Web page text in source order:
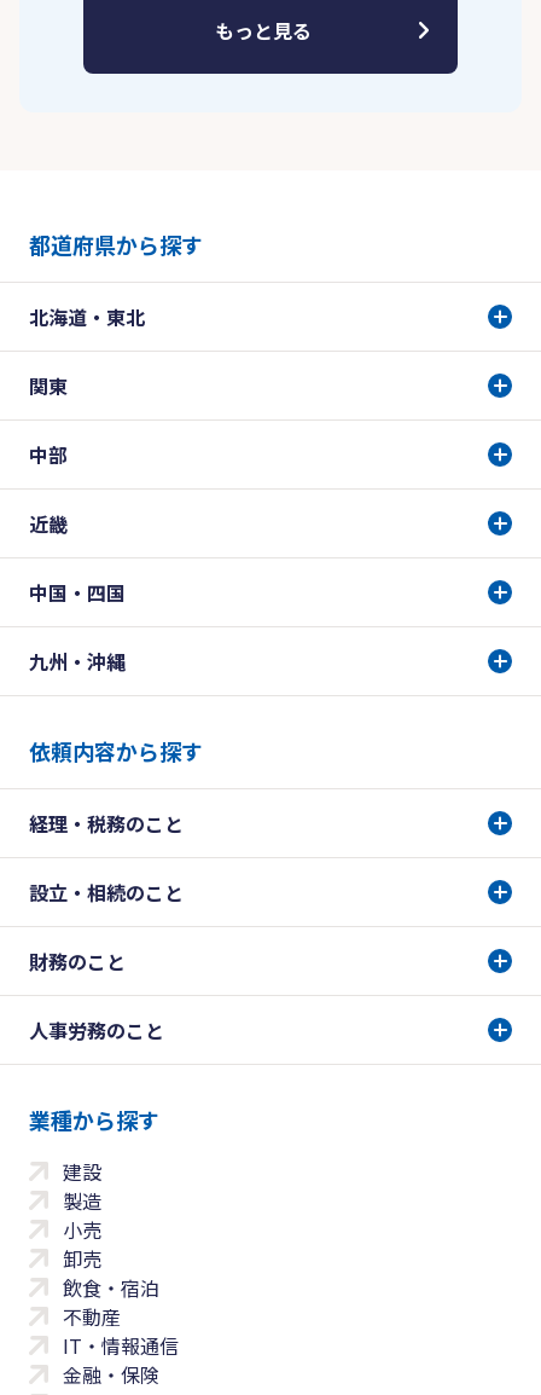
もっと見る
都道府県から探す
北海道・東北
関東
中部
近畿
中国・四国
九州・沖縄
依頼内容から探す
経理・税務のこと
設立・相続のこと
財務のこと
人事労務のこと
業種から探す
建設
製造
小売
卸売
飲食・宿泊
不動産
IT・情報通信
金融・保険